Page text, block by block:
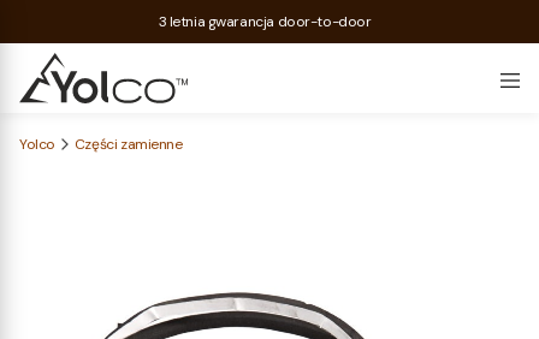
3 letnia gwarancja door-to-door
Yolco Części zamienne